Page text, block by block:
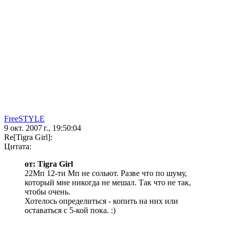
FreeSTYLE
9 окт. 2007 г., 19:50:04
Re[Tigra Girl]:
Цитата:
от: Tigra Girl
22Мп 12-ти Мп не сольют. Разве что по шуму,
который мне никогда не мешал. Так что не так,
чтобы очень.
Хотелось определиться - копить на них или
оставаться с 5-кой пока. :)